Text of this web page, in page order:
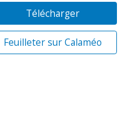
Télécharger
Feuilleter sur Calaméo